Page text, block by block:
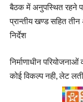
बैठक में अनुपस्थित रहने
प्रान्तीय खण्ड सहित
निर्देश
निर्माणाधीन
कोई विकल्प नही, लेट